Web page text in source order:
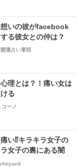
想いの彼がfacebook
る彼女との仲は？
開運占い軍団
理とは？！痛い女は
る
コーノ
い⁉︎キラキラ女子の
女子の裏にある闇
chiiyan3